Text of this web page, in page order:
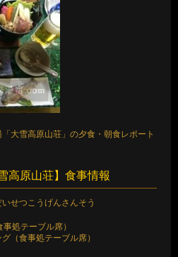
大雪高原山荘」の夕食・朝食レポート
高原山荘】食事情報
せつこうげんさんそう
テーブル席）
食事処テーブル席）